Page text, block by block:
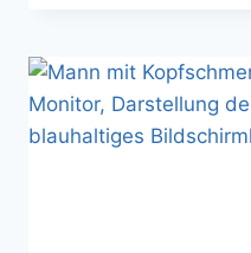
ERFOLG
SICH
WIE